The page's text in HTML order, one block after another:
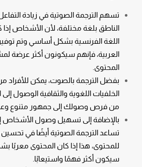
تسهم الترجمة الصوتية في زيادة
الناطق بلغة مختلفة، لأن الأشخاص إذا
اللغة الفرنسية بشكل أساسي وتم توفير
العربية، فإنهم سيكونون أكثر عرضة
المحتوى.
بفضل الترجمة بالصوت، يمكن للأفراد
الخلفيات اللغوية والثقافية الوصول إلى
من فرص وصولك إلى جمهور متنوع
بالإضافة إلى تسهيل وصول الأشخاص
تساعد الترجمة الصوتية أيضًا في
للمحتوى، هذا إذا كان المحتوى معربًا
سيكون أكثر فهمًا واستيعابًا.